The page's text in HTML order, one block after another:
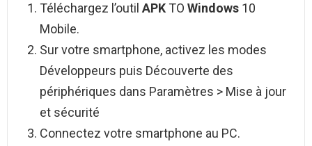
Téléchargez l’outil APK TO Windows 10
Mobile.
Sur votre smartphone, activez les modes
Développeurs puis Découverte des
périphériques dans Paramètres > Mise à jour
et sécurité
Connectez votre smartphone au PC.